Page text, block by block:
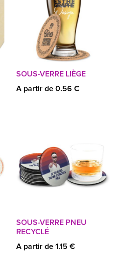
SOUS-VERRE LIÈGE
A partir de 0.56 €
SOUS-VERRE PNEU
RECYCLÉ
A partir de 1.15 €